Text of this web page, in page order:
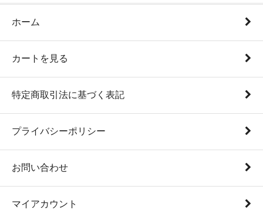
ホーム
カートを見る
特定商取引法に基づく表記
プライバシーポリシー
お問い合わせ
マイアカウント